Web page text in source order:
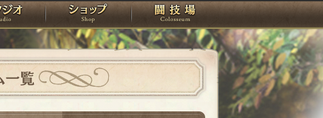
スタジオ ショップ 闘技場
一覧